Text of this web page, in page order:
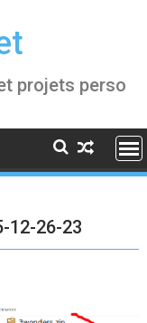
projets perso
12-26-23